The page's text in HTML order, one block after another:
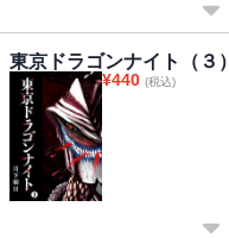
東京ドラゴンナイト（３）
¥440 (税込)